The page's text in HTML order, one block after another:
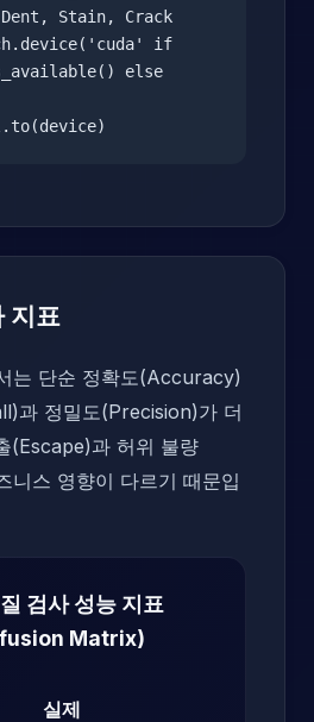
Stain, Crack
if
else
지표
는 단순 정확도(Accuracy)
과 정밀도(Precision)가 더
(Escape)과 허위 불량
니스 영향이 다르기 때문입
검사 성능 지표
Matrix)
실제